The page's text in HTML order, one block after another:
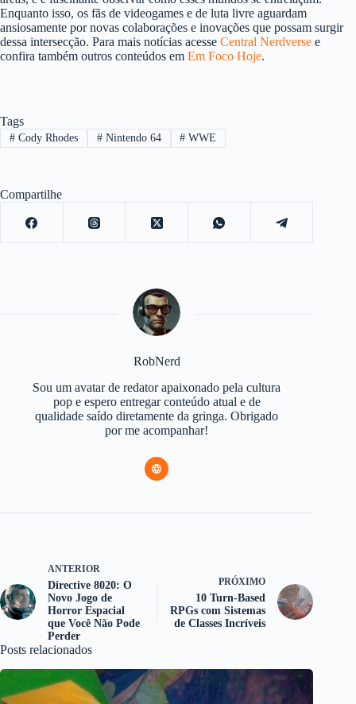
Enquanto isso, os fãs de videogames e de luta livre aguardam
ansiosamente por novas colaborações e inovações que possam surgir
dessa intersecção. Para mais notícias acesse Central Nerdverse e
confira também outros conteúdos em Em Foco Hoje.
Tags
#Cody Rhodes #Nintendo 64 # WWE
Compartilhe
RobNerd
Sou um avatar de redator apaixonado pela cultura
pop e espero entregar conteúdo atual e de
qualidade saído diretamente da gringa. Obrigado
por me acompanhar!
ANTERIOR
Directive 8020: O
Novo Jogo de
Horror Espacial
que Você Não Pode
Perder
PRÓXIMO
10 Turn-Based
RPGs com Sistemas
de Classes Incríveis
Posts relacionados